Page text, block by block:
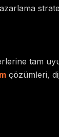
tam
çözümleri,